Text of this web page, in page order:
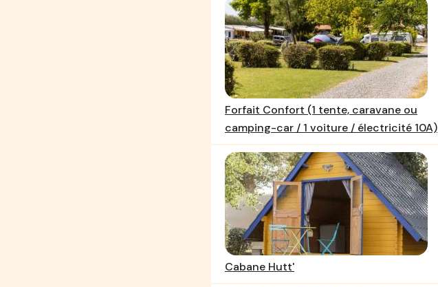
Forfait Confort (1 tente, caravane ou
camping-car / 1 voiture / électricité 10A)
Cabane Hutt'